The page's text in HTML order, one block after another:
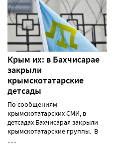
Крым их: в Бахчисарае
закрыли
крымскотатарские
детсады
По сообщениям
крымскотатарских СМИ, в
детсадах Бахчисарая закрыли
крымскотатарские группы. В
......